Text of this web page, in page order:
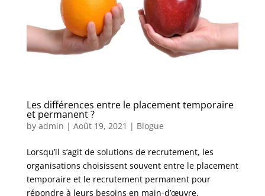
Les différences entre le placement temporaire
et permanent ?
by admin | Août 19, 2021 | Blogue
Lorsqu’il s’agit de solutions de recrutement, les
organisations choisissent souvent entre le placement
temporaire et le recrutement permanent pour
répondre à leurs besoins en main-d’œuvre.